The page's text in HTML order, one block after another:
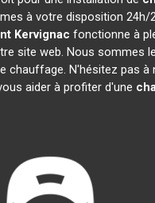
à votre disposition
Kervignac fonctionne à
site web. Nous sommes
chauffage. N'hésitez pas
aider à profiter d'une